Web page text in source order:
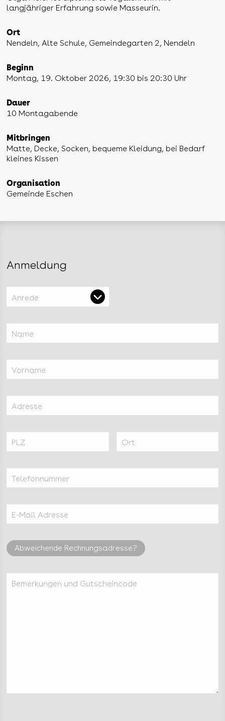
langjähriger Erfahrung sowie Masseurin.
Ort
Nendeln, Alte Schule, Gemeindegarten 2, Nendeln
Beginn
Montag, 19. Oktober 2026, 19:30 bis 20:30 Uhr
Dauer
10 Montagabende
Mitbringen
Matte, Decke, Socken, bequeme Kleidung, bei Bedarf
kleines Kissen
Organisation
Gemeinde Eschen
Anmeldung
Anrede
Name
Vorname
Adresse
PLZ Ort
Telefonnummer
E-Mail Adresse
Abweichende Rechnungsadresse?
Bemerkungen und Gutscheincode